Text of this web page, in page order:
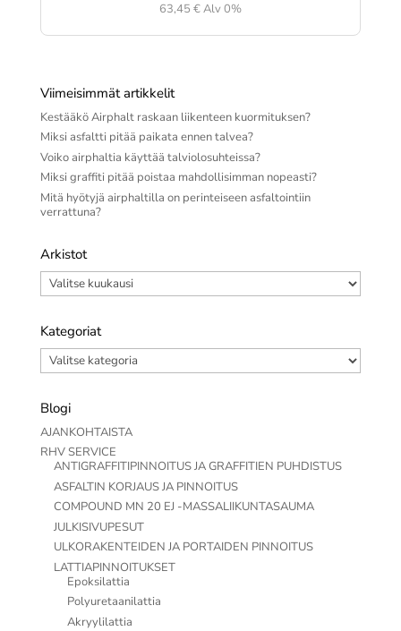
63,45 €Alv 0%
Viimeisimmät artikkelit
Kestääkö Airphalt raskaan liikenteen kuormituksen?
Miksi asfaltti pitää paikata ennen talvea?
Voiko airphaltia käyttää talviolosuhteissa?
Miksi graffiti pitää poistaa mahdollisimman nopeasti?
Mitä hyötyjä airphaltilla on perinteiseen asfaltointiin
verrattuna?
Arkistot
Arkistot
Kategoriat
Kategoriat
Blogi
AJANKOHTAISTA
RHV SERVICE
ANTIGRAFFITIPINNOITUS JA GRAFFITIEN PUHDISTUS
ASFALTIN KORJAUS JA PINNOITUS
COMPOUND MN 20 EJ -MASSALIIKUNTASAUMA
JULKISIVUPESUT
ULKORAKENTEIDEN JA PORTAIDEN PINNOITUS
LATTIAPINNOITUKSET
Epoksilattia
Polyuretaanilattia
Akryylilattia